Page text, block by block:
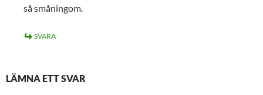
så småningom.
SVARA
LÄMNA ETT SVAR